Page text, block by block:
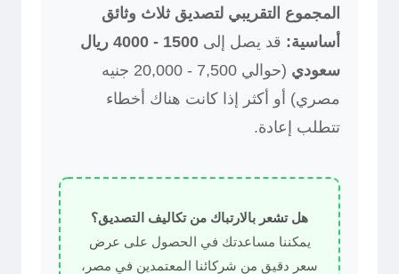
المجموع التقريبي لتصديق ثلاث وثائق
أساسية: قد يصل إلى
1500 - 4000 ريال
سعودي
(حوالي 7,500 - 20,000 جنيه
مصري) أو أكثر إذا كانت هناك أخطاء
تتطلب إعادة.
هل تشعر بالارتباك من تكاليف التصديق؟
يمكننا مساعدتك في الحصول على عرض
سعر دقيق من شركائنا المعتمدين في مصر،